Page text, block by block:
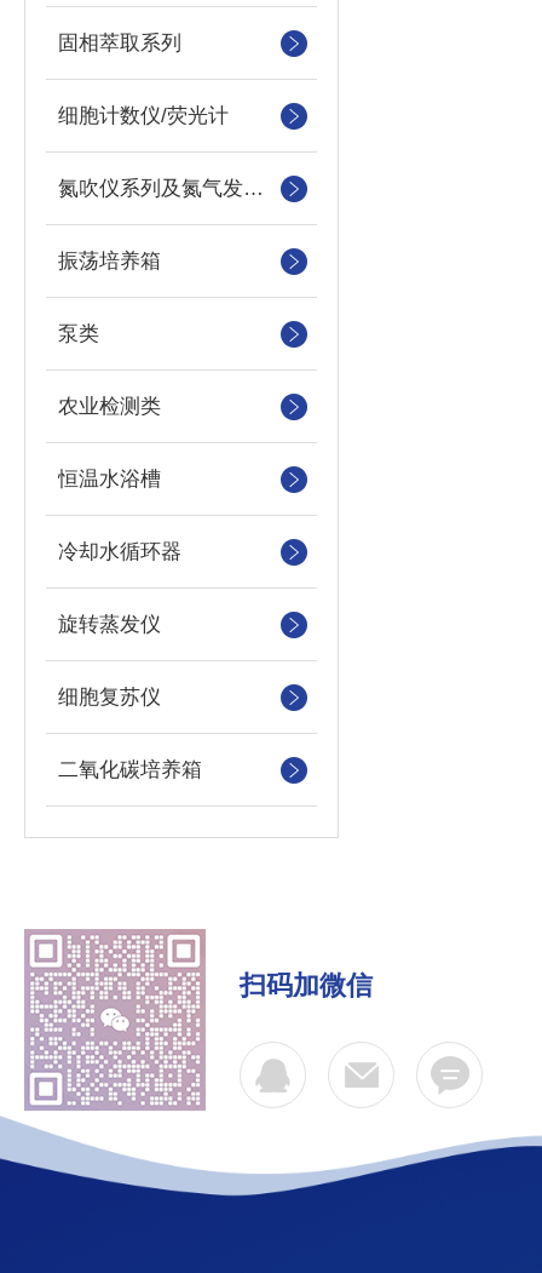
固相萃取系列
细胞计数仪/荧光计
氮吹仪系列及氮气发生器
振荡培养箱
泵类
农业检测类
恒温水浴槽
冷却水循环器
旋转蒸发仪
细胞复苏仪
二氧化碳培养箱
扫码加微信